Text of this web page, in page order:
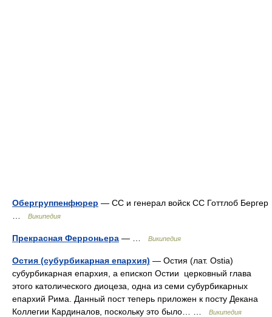
Обергруппенфюрер — СС и генерал войск СС Готтлоб Бергер
Википедия
Прекрасная Ферроньера — … Википедия
Остия (субурбикарная епархия) — Остия (лат. Ostia)
субурбикарная епархия, а епископ Остии церковный глава
этого католического диоцеза, одна из семи субурбикарных
епархий Рима. Данный пост теперь приложен к посту Декана
Коллегии Кардиналов, поскольку это было… …
Википедия